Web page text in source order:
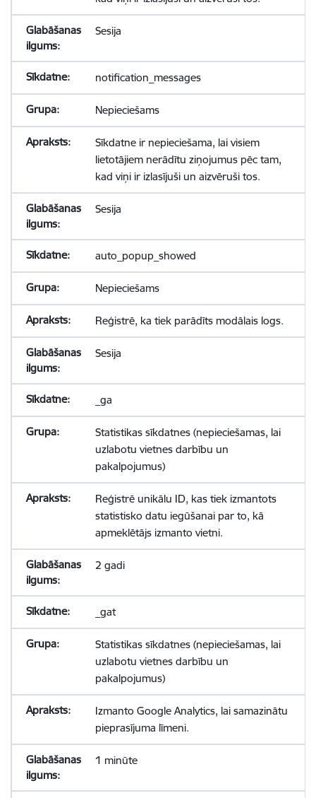
Sesija
notification_messages
Nepieciešams
Sīkdatne ir nepieciešama, lai visiem
lietotājiem nerādītu ziņojumus pēc tam,
kad viņi ir izlasījuši un aizvēruši tos.
Sesija
auto_popup_showed
Nepieciešams
Reģistrē, ka tiek parādīts modālais logs.
Sesija
_ga
Statistikas sīkdatnes (nepieciešamas, lai
uzlabotu vietnes darbību un
pakalpojumus)
Reģistrē unikālu ID, kas tiek izmantots
statistisko datu iegūšanai par to, kā
apmeklētājs izmanto vietni.
2 gadi
_gat
Statistikas sīkdatnes (nepieciešamas, lai
uzlabotu vietnes darbību un
pakalpojumus)
Izmanto Google Analytics, lai samazinātu
pieprasījuma līmeni.
1 minūte